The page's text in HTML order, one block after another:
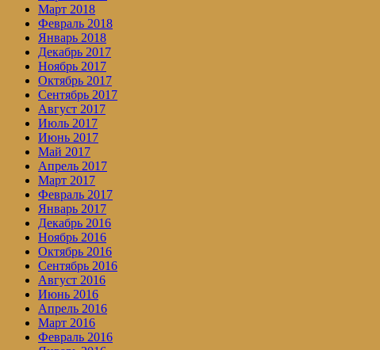
Март 2018
Февраль 2018
Январь 2018
Декабрь 2017
Ноябрь 2017
Октябрь 2017
Сентябрь 2017
Август 2017
Июль 2017
Июнь 2017
Май 2017
Апрель 2017
Март 2017
Февраль 2017
Январь 2017
Декабрь 2016
Ноябрь 2016
Октябрь 2016
Сентябрь 2016
Август 2016
Июнь 2016
Апрель 2016
Март 2016
Февраль 2016